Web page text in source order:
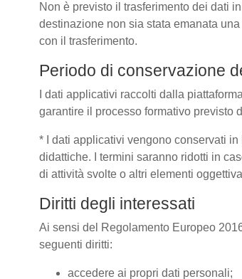
Non è previsto il trasferimento dei dati
destinazione non sia stata emanata
con il trasferimento.
Periodo di conservazione
I dati applicativi raccolti dalla
garantire il processo formativo previsto
* I dati applicativi vengono conservati
didattiche. I termini saranno ridotti in
di attività svolte o altri elementi
Diritti degli interessati
Ai sensi del Regolamento Europeo
seguenti diritti:
accedere ai propri dati personali;